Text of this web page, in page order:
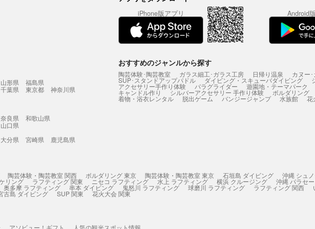
iPhone版アプリ Android
山形県
福島県
千葉県 東京都
神奈川県
奈良県
和歌山県
山口県
大分県 宮崎県
鹿児島県
おすすめのジャンルから探す
陶芸体験･陶芸教室 ガラス細工･ガラス工房 日帰り温泉 カヌー
SUP･スタンドアップパドル ダイビング・スキューバダイビング
アクセサリー手作り体験 パラグライダー 遊園地・テーマパーク
キャンドル作り シルバーアクセサリー 手作り体験 ボルダリング
着物・浴衣レンタル 脱出ゲーム バンジージャンプ 水族館 花
陶芸体験・陶芸教室 関西 ボルダリング 東京 陶芸体験・陶芸教室 東京 石垣島 ダイビング 沖縄 シュ
リング ラフティング 関東 ニセコ ラフティング 水上 ラフティング 横浜 クルージング 沖縄 パラセ
奥多摩 ラフティング 串本 ダイビング 鬼怒川 ラフティング 球磨川 ラフティング ラフティング 関西
古島 ダイビング SUP 関東 花火大会 関東
アソビュー！ギフト 人気の観光スポット情報